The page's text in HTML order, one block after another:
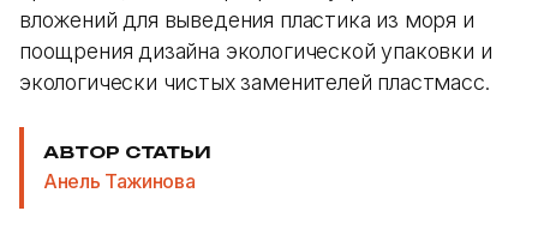
вложений для выведения пластика из моря и
поощрения дизайна экологической упаковки и
экологически чистых заменителей пластмасс.
АВТОР СТАТЬИ
Анель Тажинова